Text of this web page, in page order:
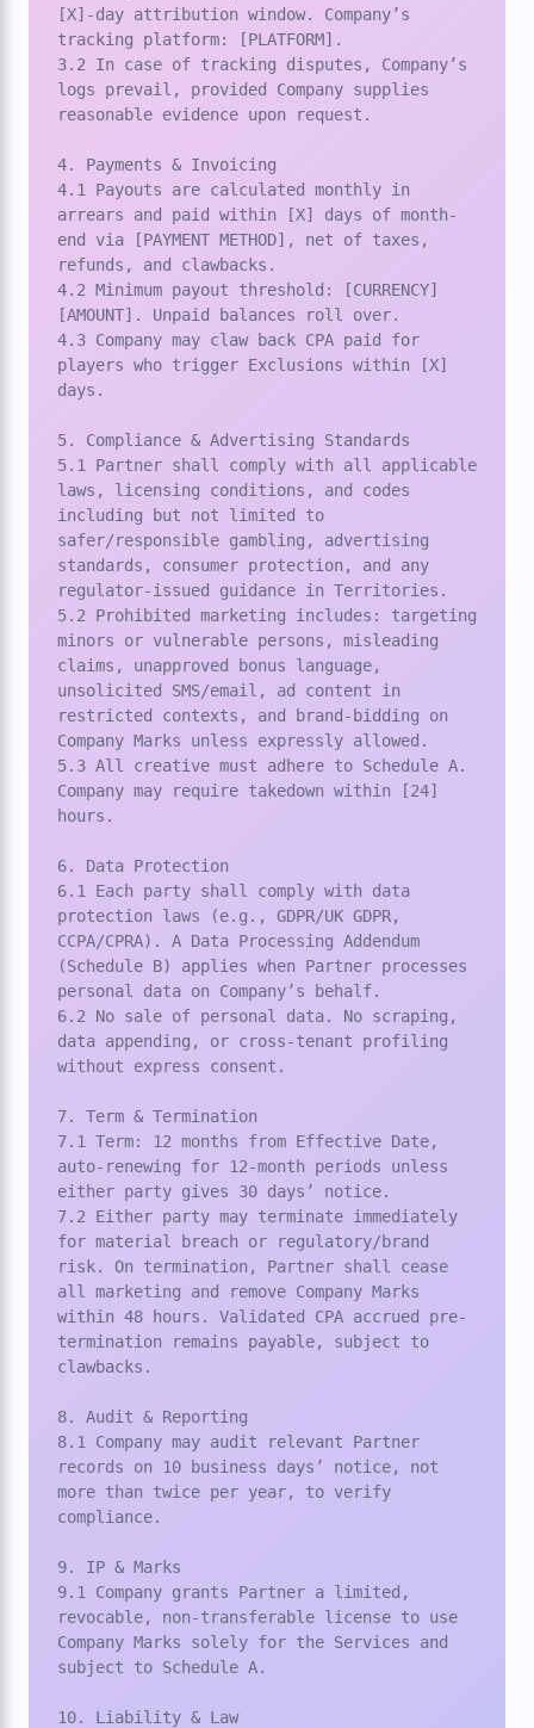
[X]-day attribution window. Company’s
tracking platform: [PLATFORM].
3.2 In case of tracking disputes, Company’s
logs prevail, provided Company supplies
reasonable evidence upon request.
4. Payments & Invoicing
4.1 Payouts are calculated monthly in
arrears and paid within [X] days of month-
end via [PAYMENT METHOD], net of taxes,
refunds, and clawbacks.
4.2 Minimum payout threshold: [CURRENCY]
[AMOUNT]. Unpaid balances roll over.
4.3 Company may claw back CPA paid for
players who trigger Exclusions within [X]
days.
5. Compliance & Advertising Standards
5.1 Partner shall comply with all applicable
laws, licensing conditions, and codes
including but not limited to
safer/responsible gambling, advertising
standards, consumer protection, and any
regulator-issued guidance in Territories.
5.2 Prohibited marketing includes: targeting
minors or vulnerable persons, misleading
claims, unapproved bonus language,
unsolicited SMS/email, ad content in
restricted contexts, and brand-bidding on
Company Marks unless expressly allowed.
5.3 All creative must adhere to Schedule A.
Company may require takedown within [24]
hours.
6. Data Protection
6.1 Each party shall comply with data
protection laws (e.g., GDPR/UK GDPR,
CCPA/CPRA). A Data Processing Addendum
(Schedule B) applies when Partner processes
personal data on Company’s behalf.
6.2 No sale of personal data. No scraping,
data appending, or cross-tenant profiling
without express consent.
7. Term & Termination
7.1 Term: 12 months from Effective Date,
auto-renewing for 12-month periods unless
either party gives 30 days’ notice.
7.2 Either party may terminate immediately
for material breach or regulatory/brand
risk. On termination, Partner shall cease
all marketing and remove Company Marks
within 48 hours. Validated CPA accrued pre-
termination remains payable, subject to
clawbacks.
8. Audit & Reporting
8.1 Company may audit relevant Partner
records on 10 business days’ notice, not
more than twice per year, to verify
compliance.
9. IP & Marks
9.1 Company grants Partner a limited,
revocable, non-transferable license to use
Company Marks solely for the Services and
subject to Schedule A.
10. Liability & Law